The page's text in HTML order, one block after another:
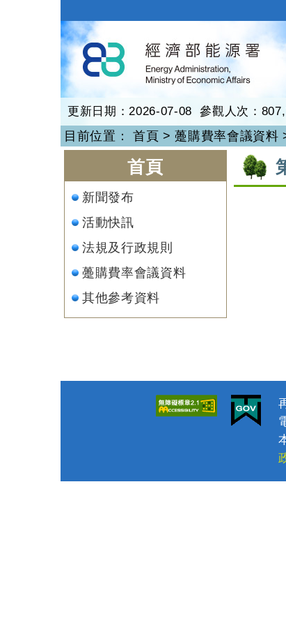
到
主
要
內
容
再生能源
更新日期：2026-07-08 參觀人次：
目前位置： 首頁 > 躉購費率會議資料
首頁
新聞發布
活動快訊
法規及行政規則
躉購費率會議資料
其他參考資料